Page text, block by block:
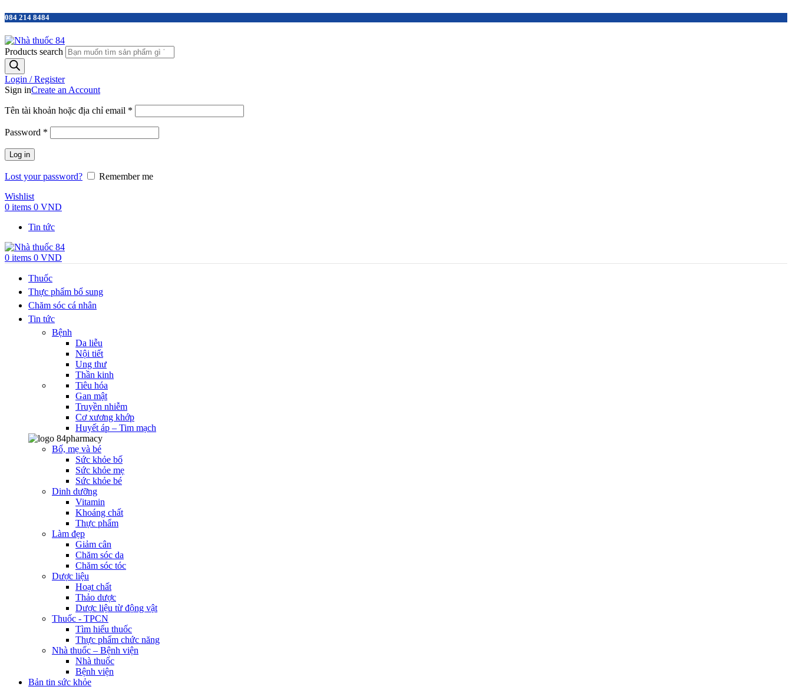
084 214 8484
Products search
Login / Register
Sign inCreate an Account
Tên tài khoản hoặc địa chỉ email *
Password *
Log in
Lost your password?
Remember me
Wishlist
0 items 0 VND
Tin tức
0 items 0 VND
Thuốc
Thực phẩm bổ sung
Chăm sóc cá nhân
Tin tức
Bệnh
Da liễu
Nội tiết
Ung thư
Thần kinh
Tiêu hóa
Gan mật
Truyền nhiễm
Cơ xương khớp
Huyết áp – Tim mạch
Bố, mẹ và bé
Sức khỏe bố
Sức khỏe mẹ
Sức khỏe bé
Dinh dưỡng
Vitamin
Khoáng chất
Thực phẩm
Làm đẹp
Giảm cân
Chăm sóc da
Chăm sóc tóc
Dược liệu
Hoạt chất
Thảo dược
Dược liệu từ động vật
Thuốc - TPCN
Tìm hiểu thuốc
Thực phẩm chức năng
Nhà thuốc – Bệnh viện
Nhà thuốc
Bệnh viện
Bản tin sức khỏe